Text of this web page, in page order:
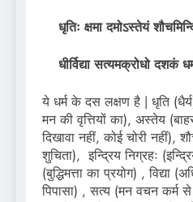
धृतिः क्षमा दमोऽस्तेयं
धीर्विद्या सत्यमक्रोधो दशकं
ये धर्म के दस लक्षण है | धृति
मन की वृत्तियों का), अस्तेय
दिखावा नहीं, कोई चोरी नहीं),
शुचिता), इन्द्रिय निग्रहः
(बुद्धिमत्ता का प्रयोग) , विद्या
पिपासा) , सत्य (मन वचन कर्म